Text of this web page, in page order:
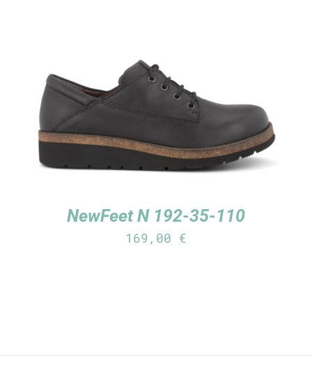
NewFeet N 192-35-110
169,00 €